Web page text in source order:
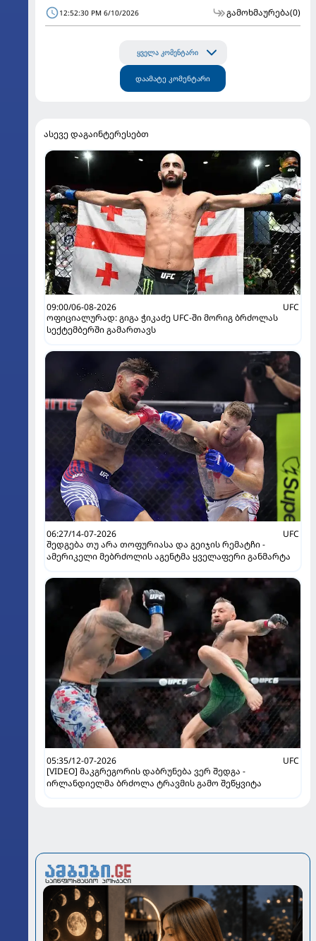
12:52:30 PM 6/10/2026 გამოხმაურება(0)
ყველა კომენტარი
დაამატე კომენტარი
ასევე დაგაინტერესებთ
09:00/06-08-2026
UFC
ოფიციალურად: გიგა ჭიკაძე UFC-ში მორიგ ბრძოლას
სექტემბერში გამართავს
06:27/14-07-2026
UFC
შედგება თუ არა თოფურიასა და გეიჯის რემატჩი -
ამერიკელი მებრძოლის აგენტმა ყველაფერი განმარტა
05:35/12-07-2026
UFC
[VIDEO] მაკგრეგორის დაბრუნება ვერ შედგა -
ირლანდიელმა ბრძოლა ტრავმის გამო შეწყვიტა